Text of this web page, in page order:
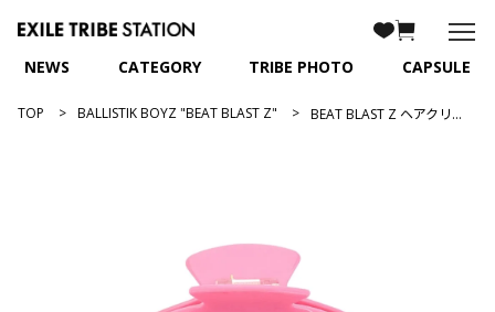
NEWS CATEGORY TRIBE PHOTO CAPSULE
TOP BALLISTIK BOYZ "BEAT BLAST Z" BEAT BLAST Z ヘアクリップ/砂田将宏